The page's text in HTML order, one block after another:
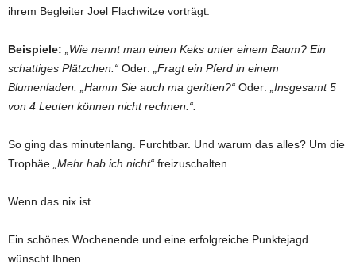
ihrem Begleiter Joel Flachwitze vorträgt.
Beispiele:
„Wie nennt man einen Keks unter einem Baum? Ein
schattiges Plätzchen.“ Oder:
„Fragt ein Pferd in einem
Blumenladen: „Hamm Sie auch ma geritten?“ Oder:
„Insgesamt 5
von 4 Leuten können nicht rechnen.“.
So ging das minutenlang. Furchtbar. Und warum das alles? Um die
Trophäe „Mehr hab ich nicht“ freizuschalten.
Wenn das nix ist.
Ein schönes Wochenende und eine erfolgreiche Punktejagd
wünscht Ihnen